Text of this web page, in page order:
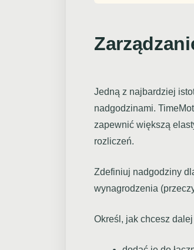
Jedną z najbardziej
nadgodzinami.
zapewnić większą
rozliczeń.
Zdefiniuj nadgodziny
wynagrodzenia
Określ, jak chcesz